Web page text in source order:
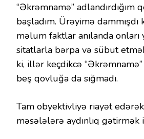
“Əkrəmnamə” adlandırdığım
başladım. Ürəyimə dammışdı
məlum faktlar anılanda onları
sitatlarla bərpa və sübut
ki, illər keçdikcə
beş qovluğa da sığmadı.
Tam obyektivliyə riayət
məsələlərə aydınlıq gətirmək